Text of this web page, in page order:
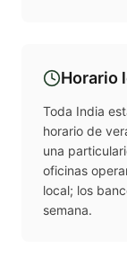
Horario
Toda India
horario de
una
oficinas
local; los
semana.